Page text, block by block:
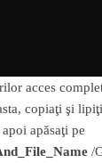
acces
copiaţi şi
apăsaţi pe
/